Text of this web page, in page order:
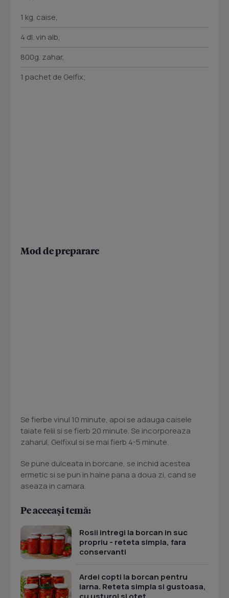
1 kg. caise,
4 dl. vin alb,
800g. zahar,
1 pachet de Gelfix;
Mod de preparare
Se fierbe vinul 10 minute, apoi se adauga caisele
taiate felii si se fierb 20 minute. Se incorporeaza
zaharul, Gelfixul si se mai fierb 4-5 minute.
Se pune dulceata in borcane, se inchid acestea
ermetic si se pun in haine pana a doua zi, cand se
aseaza in camara.
Pe aceeași temă:
Rosii intregi la borcan in suc
propriu - reteta simpla, fara
conservanti
Ardei copti la borcan pentru
iarna. Reteta simpla si gustoasa,